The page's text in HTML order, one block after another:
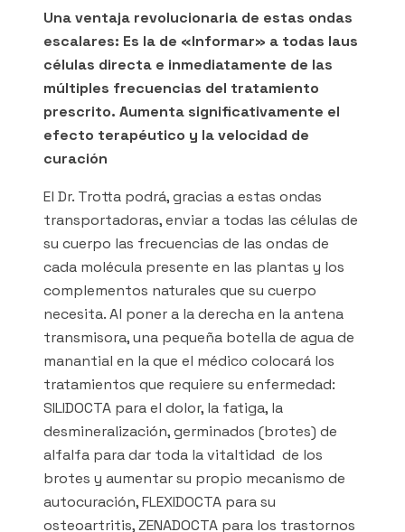
Una ventaja revolucionaria de estas ondas
escalares: Es la de «Informar» a todas laus
células directa e inmediatamente de las
múltiples frecuencias del tratamiento
prescrito. Aumenta significativamente el
efecto terapéutico y la velocidad de
curación
El Dr. Trotta podrá, gracias a estas ondas
transportadoras, enviar a todas las células de
su cuerpo las frecuencias de las ondas de
cada molécula presente en las plantas y los
complementos naturales que su cuerpo
necesita. Al poner a la derecha en la antena
transmisora, una pequeña botella de agua de
manantial en la que el médico colocará los
tratamientos que requiere su enfermedad:
SILIDOCTA para el dolor, la fatiga, la
desmineralización, germinados (brotes) de
alfalfa para dar toda la vitaltidad de los
brotes y aumentar su propio mecanismo de
autocuración, FLEXIDOCTA para su
osteoartritis, ZENADOCTA para los trastornos